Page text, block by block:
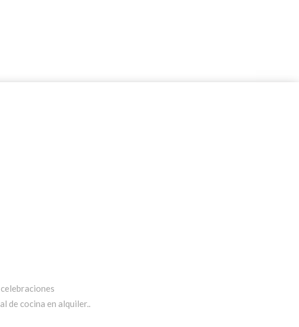
de cocina en alquiler..